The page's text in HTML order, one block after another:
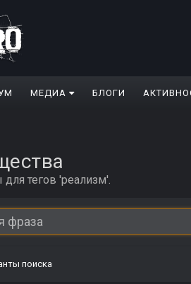
МЕДИА БЛОГИ
тегов 'реализм'.
поиска